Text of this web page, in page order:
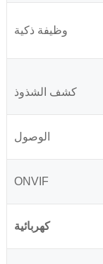
وظيفة ذكية
كشف الشذوذ
الوصول
ONVIF
كهربائية